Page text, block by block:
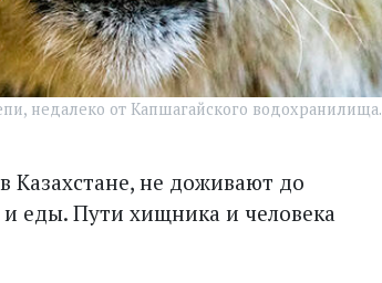
недалеко от Капшагайского водохранилища.
не доживают до
и еды. Пути хищника и человека